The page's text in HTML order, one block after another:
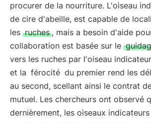
procurer de la nourriture. L'oiseau
de cire d'abeille, est capable de
les ruches , mais a besoin d'aide
collaboration est basée sur le
vers les ruches par l'oiseau
et la férocité du premier rend les
au second, scellant ainsi le contrat
mutuel. Les chercheurs ont observé
dernièrement, les oiseaux